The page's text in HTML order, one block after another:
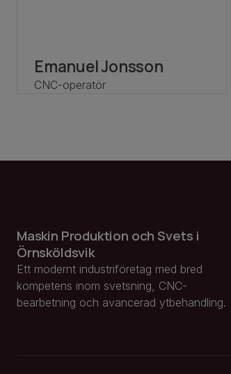
Emanuel Jonsson
CNC-operatör
Maskin Produktion och Svets i
Örnsköldsvik
Ett modernt industriföretag med bred
kompetens inom svetsning, CNC-
bearbetning och avancerad ytbehandling.